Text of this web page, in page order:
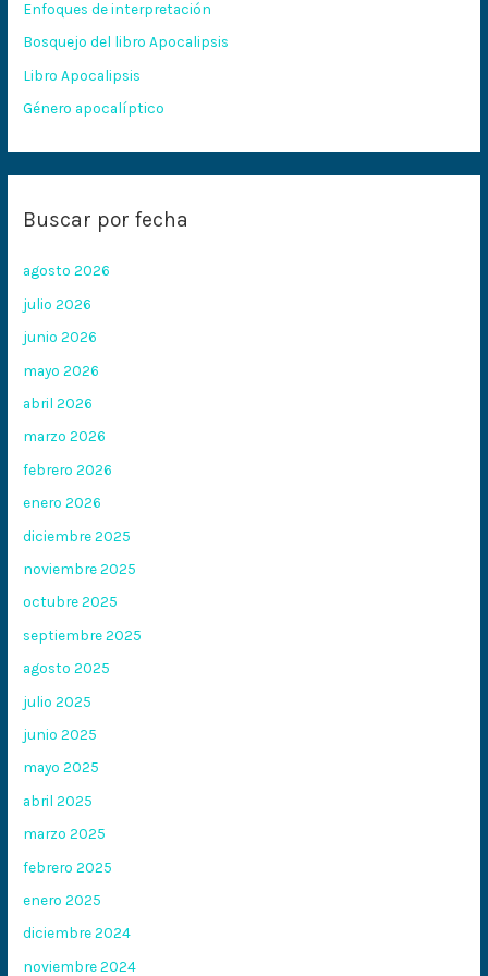
o
r
:
Enfoques de interpretación
Bosquejo del libro Apocalipsis
Libro Apocalipsis
Género apocalíptico
Buscar por fecha
agosto 2026
julio 2026
junio 2026
mayo 2026
abril 2026
marzo 2026
febrero 2026
enero 2026
diciembre 2025
noviembre 2025
octubre 2025
septiembre 2025
agosto 2025
julio 2025
junio 2025
mayo 2025
abril 2025
marzo 2025
febrero 2025
enero 2025
diciembre 2024
noviembre 2024